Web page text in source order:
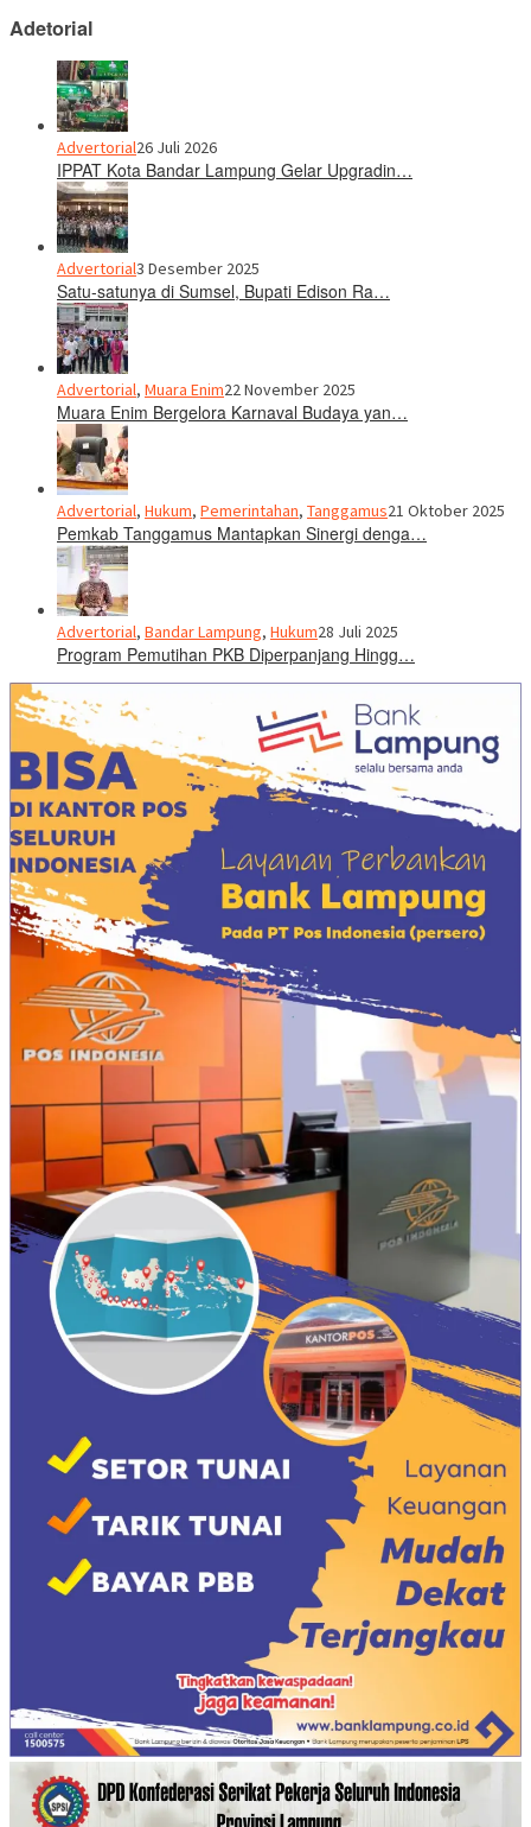
Adetorial
Advertorial26 Juli 2026
IPPAT Kota Bandar Lampung Gelar Upgradin…
Advertorial3 Desember 2025
Satu-satunya di Sumsel, Bupati Edison Ra…
Advertorial, Muara Enim22 November 2025
Muara Enim Bergelora Karnaval Budaya yan…
Advertorial, Hukum, Pemerintahan, Tanggamus21 Oktober 2025
Pemkab Tanggamus Mantapkan Sinergi denga…
Advertorial, Bandar Lampung, Hukum28 Juli 2025
Program Pemutihan PKB Diperpanjang Hingg…